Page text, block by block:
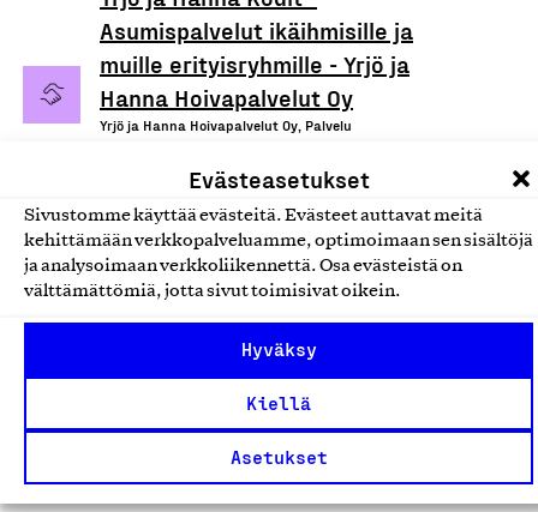
Evästeasetukset
Sivustomme käyttää evästeitä. Evästeet auttavat meitä
kehittämään verkkopalveluamme, optimoimaan sen sisältöjä
ja analysoimaan verkkoliikennettä. Osa evästeistä on
välttämättömiä, jotta sivut toimisivat oikein.
Hyväksy
Kiellä
Asetukset
Asumispalvelut ikäihmisille ja
muille erityisryhmille - Yrjö ja
Hanna Hoivapalvelut Oy
Yrjö ja Hanna Hoivapalvelut Oy, Palvelu
Hoiva-, asumis-, kuntoutus- ja
sosiaalipalvelut
Yrjö ja Hanna Kodit -
Asumispalvelut ikäihmisille ja
muille erityisryhmille - Yrjö ja
Hanna Asumispalvelut 2 Oy
Yrjö ja Hanna Asumispalvelut 2 Oy, Palvelu
Hoiva-, asumis-, kuntoutus- ja